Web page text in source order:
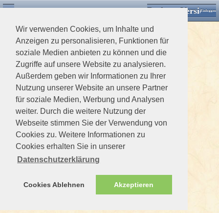
Wir verwenden Cookies, um Inhalte und
Anzeigen zu personalisieren, Funktionen für
soziale Medien anbieten zu können und die
Zugriffe auf unsere Website zu analysieren.
Außerdem geben wir Informationen zu Ihrer
Nutzung unserer Website an unsere Partner
für soziale Medien, Werbung und Analysen
weiter. Durch die weitere Nutzung der
Webseite stimmen Sie der Verwendung von
Cookies zu. Weitere Informationen zu
Cookies erhalten Sie in unserer
Datenschutzerklärung
Cookies Ablehnen Akzeptieren
Desktop VersionEinloggen